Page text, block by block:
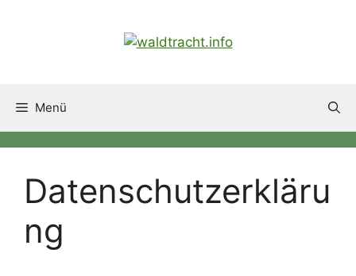
Menü
Datenschutzerkläru
ng